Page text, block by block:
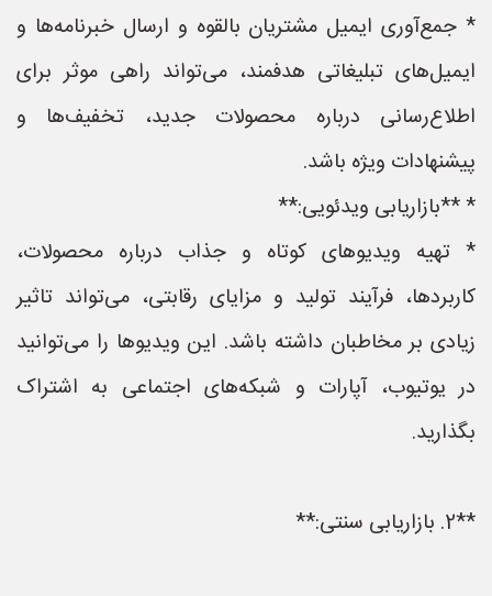
* جمع‌آوری ایمیل مشتریان بالقوه و ارسال خبرنامه‌ها و
ایمیل‌های تبلیغاتی هدفمند، می‌تواند راهی موثر برای
اطلاع‌رسانی درباره محصولات جدید، تخفیف‌ها و
پیشنهادات ویژه باشد.
* **بازاریابی ویدئویی:**
* تهیه ویدیوهای کوتاه و جذاب درباره محصولات،
کاربردها، فرآیند تولید و مزایای رقابتی، می‌تواند تاثیر
زیادی بر مخاطبان داشته باشد. این ویدیوها را می‌توانید
در یوتیوب، آپارات و شبکه‌های اجتماعی به اشتراک
بگذارید.
**2. بازاریابی سنتی:**